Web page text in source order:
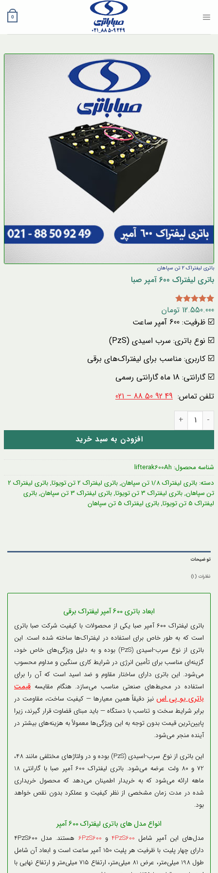
0
باتری لیفتراک 2 تن سپاهان
باتری لیفتراک 600 آمپر صبا
امتیاز5.00
از 5 امتیاز
1
مشتری
12.550.000 تومان
☑️ ظرفیت: 600 آمپر ساعت
☑️ نوع باتری: سرب اسیدی (PzS)
☑️ کاربری: مناسب برای لیفتراک‌های برقی
☑️ گارانتی: 18 ماه گارانتی رسمی
تلفن تماس: 49 92 50 88 – 021
باتری لیفتراک 600 آمپر صبا عدد
افزودن به سبد خرید
شناسه محصول: lifterak600Ah
دسته: باتری لیفتراک 1/8 تن سپاهان ,باتری لیفتراک 2 تن تویوتا ,
باتری لیفتراک 2
تن سپاهان,باتری لیفتراک 3 تن تویوتا ,باتری لیفتراک 3 تن سپاهان ,باتری
لیفتراک 5 تن تویوتا
,باتری لیفتراک 5 تن سپاهان
توضیحات
نظرات (1)
ابعاد باتری 600 آمپر لیفتراک برقی
باتری لیفتراک ۶۰۰ آمپر صبا یکی از محصولات با کیفیت شرکت صبا باتری
است که به طور خاص برای استفاده در لیفتراک‌ها ساخته شده است. این
باتری از نوع سرب-اسیدی (PzS) بوده و به دلیل ویژگی‌های خاص خود،
گزینه‌ای مناسب برای تأمین انرژی در شرایط کاری سنگین و مداوم محسوب
می‌شود. این باتری دارای ساختار مقاوم و ضد اسید است که آن را برای
استفاده در محیط‌های صنعتی مناسب می‌سازد. هنگام مقایسه قیمت
باتری یو پی اس نیز دقیقاً همین معیارها — کیفیت ساخت، مقاومت در
برابر شرایط سخت و تناسب با دستگاه — باید مبنای قضاوت قرار گیرند، زیرا
پایین‌ترین قیمت بدون توجه به این ویژگی‌ها معمولاً به هزینه‌های بیشتر در
آینده منجر می‌شود.
این باتری از نوع سرب-اسیدی (PzS) بوده و در ولتاژهای مختلفی مانند 48،
72 و 80 ولت عرضه می‌شود. باتری لیفتراک 600 آمپر صبا با گارانتی 18
ماهه ارائه می‌شود که به خریدار اطمینان می‌دهد که محصول خریداری
شده در مدت زمان مشخصی از نظر کیفیت و عملکرد بدون نقص خواهد
بود.
انواع مدل های باتری لیفتراک 600 آمپر
مدل‌های این آمپر شامل 4PzS600 و 6PzS600
هستند. مدل 4PzS600
دارای چهار پلیت با ظرفیت هر پلیت 150 آمپر ساعت است و ابعاد آن شامل
طول 198 میلی‌متر، عرض 81 میلی‌متر، ارتفاع 715 میلی‌متر و ارتفاع نهایی با